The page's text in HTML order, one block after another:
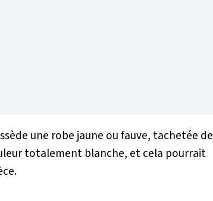
une robe jaune ou fauve, tachetée de
totalement blanche, et cela pourrait